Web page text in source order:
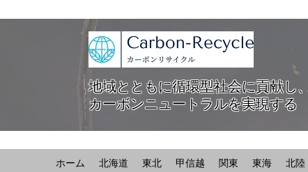
地域とともに循環型社会に貢献し、
カーボンニュートラルを実現する
ホーム 北海道 東北 甲信越 関東 東海 北陸